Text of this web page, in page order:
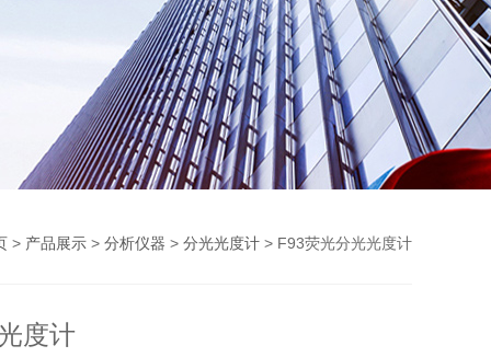
> 产品展示 > 分析仪器 > 分光光度计 > F93荧光分光光度计
度计